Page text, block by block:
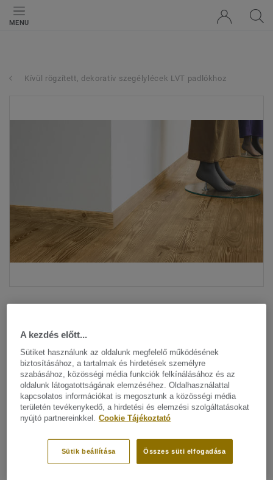
MENU
Kívül rögzített, dekoratív szegélylécek LVT padlókhoz
Minden dizájn megtekitése. (200)
All Accessories|Befejező munkák |Szegélylécek
Kívül rögzített, dekoratív
szegélylécek LVT padlókhoz -
Classic Pine SUNBURNED
A kezdés előtt...
Sütiket használunk az oldalunk megfelelő működésének
biztosításához, a tartalmak és hirdetések személyre
szabásához, közösségi média funkciók felkínálásához és az
oldalunk látogatottságának elemzéséhez. Oldalhasználattal
kapcsolatos információkat is megosztunk a közösségi média
területén tevékenykedő, a hirdetési és elemzési szolgáltatásokat
nyújtó partnereinkkel. Cookie Tájékoztató
Összes süti elfogadása
Sütik beállítása